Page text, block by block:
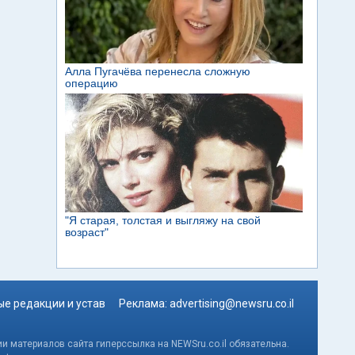
редакции и устав Реклама: advertising@newsru.co.il
сайта гиперссылка на NEWSru.co.il обязательна.